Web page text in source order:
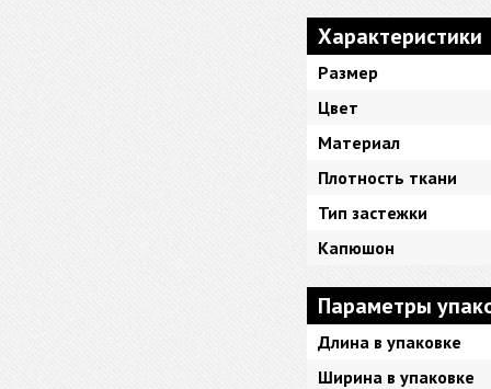
Характеристики
Размер
Цвет
Материал
Плотность ткани
Тип застежки
Капюшон
Параметры
Длина в упаковке
Ширина в упаковке